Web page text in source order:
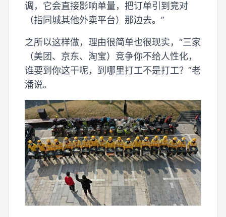
调，它会直接影响单量，把订单引到竞对
（指同城其他外卖平台）那边去。”
之所以这样做，理由很简单也很现实，“三家
（美团、京东、淘宝）竞争你不给人性化，
谁要到你这干呢，到哪里打工不是打工？”老
潘说。